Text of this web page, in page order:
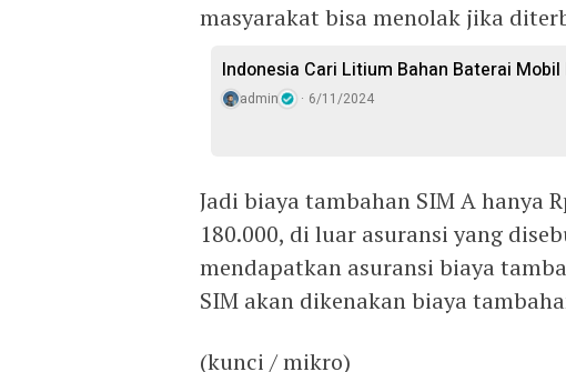
masyarakat bisa menolak jika
Indonesia Cari Litium Bahan Baterai
admin 6/11/2024
Jadi biaya tambahan SIM A hanya
180.000, di luar asuransi yang
mendapatkan asuransi biaya
SIM akan dikenakan biaya
(kunci / mikro)